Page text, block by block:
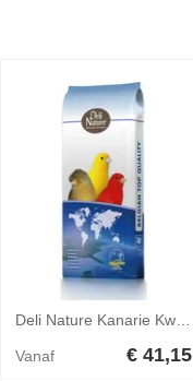
Vanaf € 41,15